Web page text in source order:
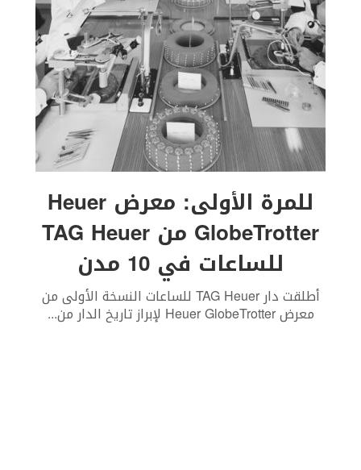
للمرة الأولى: معرض Heuer
GlobeTrotter من TAG Heuer
للساعات في 10 مدن
أطلقت دار TAG Heuer للساعات النسخة الأولى من
معرض Heuer GlobeTrotter لإبراز تاريخ الدار من ...